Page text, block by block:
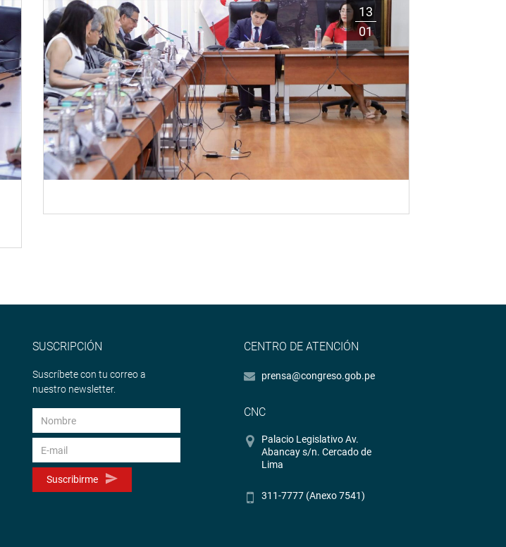
13
01
SUSCRIPCIÓN
Suscríbete con tu correo a
nuestro newsletter.
Suscribirme
CENTRO DE ATENCIÓN
prensa@congreso.gob.pe
CNC
Palacio Legislativo Av.
Abancay s/n. Cercado de
Lima
311-7777 (Anexo 7541)